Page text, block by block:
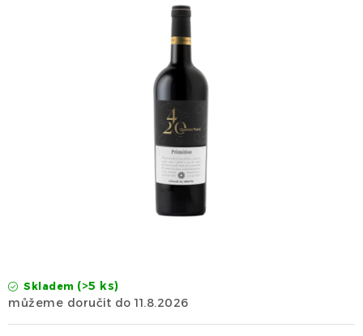
Kontakty
Vinné zážitky
Skladem (>5 ks)
11.8.2026